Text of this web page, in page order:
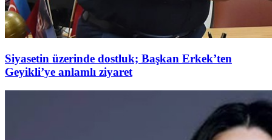
Siyasetin üzerinde dostluk; Başkan Erkek’ten
Geyikli’ye anlamlı ziyaret